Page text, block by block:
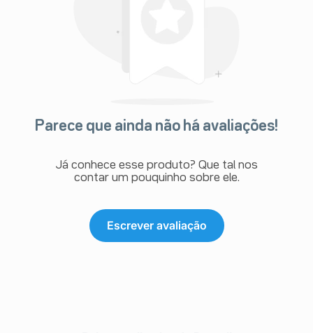
Parece que ainda não há avaliações!
Já conhece esse produto? Que tal nos
contar um pouquinho sobre ele.
Escrever avaliação